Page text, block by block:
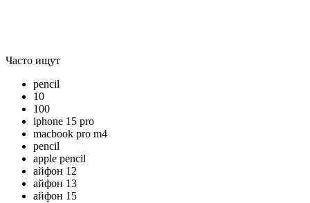
Часто ищут
pencil
10
100
iphone 15 pro
macbook pro m4
pencil
apple pencil
айфон 12
айфон 13
айфон 15